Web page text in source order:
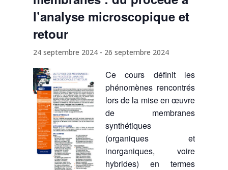
l’analyse microscopique et
retour
24 septembre 2024- 26 septembre 2024
Ce cours définit les
phénomènes rencontrés
lors de la mise en œuvre
de membranes
synthétiques
(organiques et
inorganiques, voire
hybrides) en termes